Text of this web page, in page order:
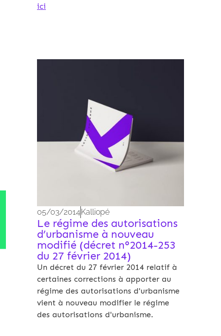
ici
05/03/2014 Kalliopé
Le régime des autorisations
d’urbanisme à nouveau
modifié (décret n°2014-253
du 27 février 2014)
Un décret du 27 février 2014 relatif à
certaines corrections à apporter au
régime des autorisations d'urbanisme
vient à nouveau modifier le régime
des autorisations d'urbanisme.